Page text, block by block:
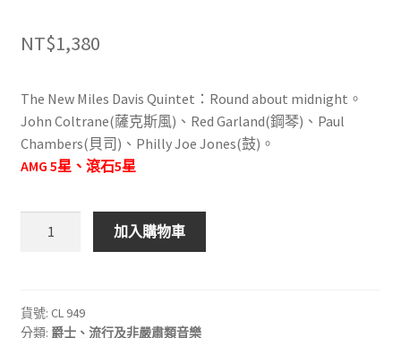
NT$1,380
The New Miles Davis Quintet：Round about midnight。
John Coltrane(薩克斯風)、Red Garland(鋼琴)、Paul
Chambers(貝司)、Philly Joe Jones(鼓)。
AMG 5星、滾石5星
New
Miles
加入購物車
貨號: CL 949
分類: 爵士、流行及非嚴肅類音樂